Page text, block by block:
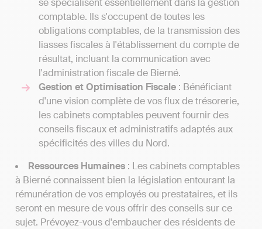
se spécialisent essentiellement dans la gestion
comptable. Ils s'occupent de toutes les
obligations comptables, de la transmission des
liasses fiscales à l'établissement du compte de
résultat, incluant la communication avec
l'administration fiscale de Bierné.
Gestion et Optimisation Fiscale : Bénéficiant
d'une vision complète de vos flux de trésorerie,
les cabinets comptables peuvent fournir des
conseils fiscaux et administratifs adaptés aux
spécificités des villes du Nord.
Ressources Humaines : Les cabinets comptables
à Bierné connaissent bien la législation entourant la
rémunération de vos employés ou prestataires, et ils
seront en mesure de vous offrir des conseils sur ce
sujet. Prévoyez-vous d'embaucher des résidents de